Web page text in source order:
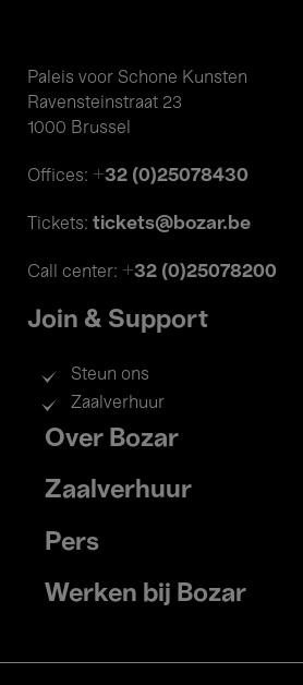
Paleis voor Schone Kunsten
Ravensteinstraat 23
1000 Brussel
Offices: +32 (0)25078430
Tickets: tickets@bozar.be
Call center: +32 (0)25078200
Join & Support
Steun ons
Zaalverhuur
Footer
menu
Over Bozar
Zaalverhuur
Pers
Werken bij Bozar